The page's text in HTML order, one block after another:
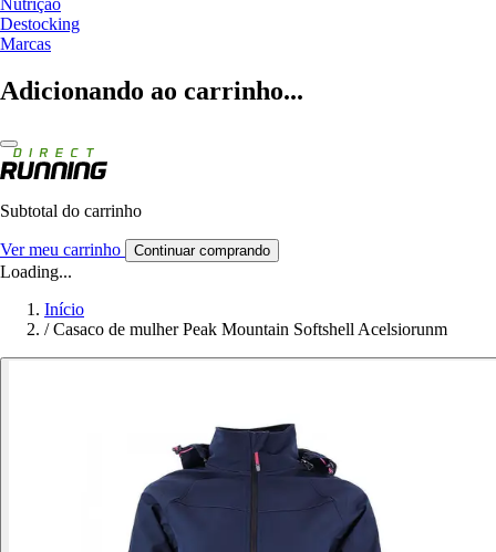
Nutrição
Destocking
Marcas
Adicionando ao carrinho...
Subtotal do carrinho
Ver meu carrinho Continuar comprando
Loading...
Início
/ Casaco de mulher Peak Mountain Softshell Acelsiorunm